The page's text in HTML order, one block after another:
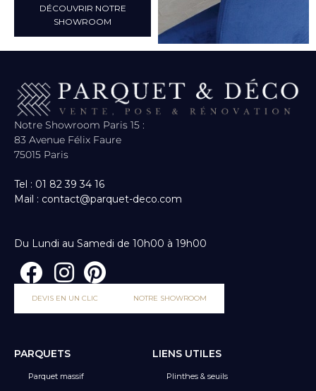
DÉCOUVRIR NOTRE
SHOWROOM
Notre Showroom Paris 15 :
83 Avenue Félix Faure
75015 Paris
Tel : 01 82 39 34 16
Mail : contact@parquet-deco.com
Du Lundi au Samedi de 10h00 à 19h00
DEVIS EN UN CLIC NOTRE SHOWROOM
PARQUETS
Parquet massif
LIENS UTILES
Plinthes & seuils